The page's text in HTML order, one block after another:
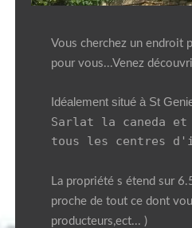
Vous cherchez un endroit
déalement situé à St
Sarlat la caneda et
tous les centres
La propriété s étend sur
proche de tout ce dont
producteurs,ect... )